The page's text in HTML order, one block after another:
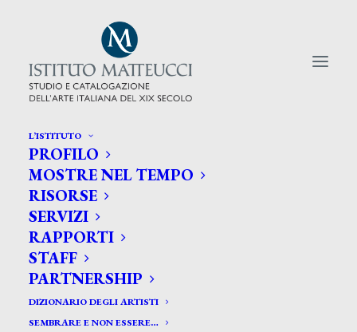
L’ISTITUTO
PROFILO
MOSTRE NEL TEMPO
RISORSE
SERVIZI
RAPPORTI
STAFF
PARTNERSHIP
DIZIONARIO DEGLI ARTISTI
SEMBRARE E NON ESSERE…
CERCA TRA GLI ARTISTI:
Search
for: